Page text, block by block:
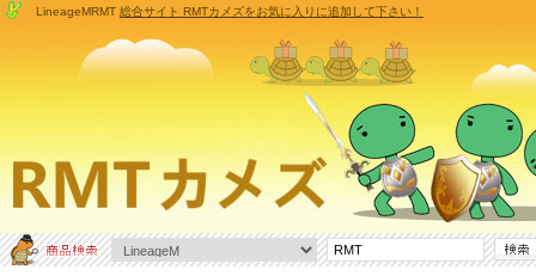
LineageMRMT 総合サイト RMTカメズをお気に入りに追加して下さい！